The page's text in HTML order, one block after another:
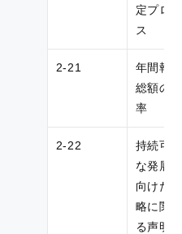
定プロ
ス
2-21
年間報
総額の
率
2-22
持続可
な発展
向けた
略に関
る声明